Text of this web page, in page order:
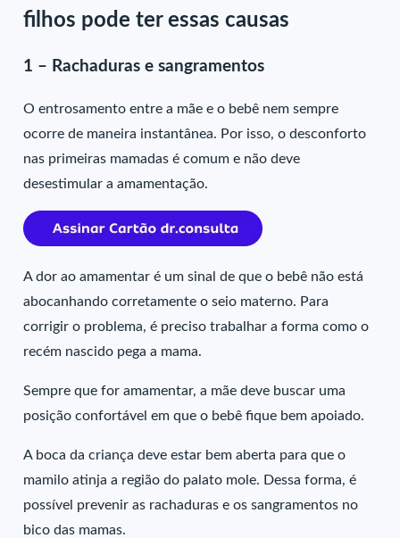
filhos pode ter essas causas
1 – Rachaduras e sangramentos
O entrosamento entre a mãe e o bebê nem sempre
ocorre de maneira instantânea. Por isso, o desconforto
nas primeiras mamadas é comum e não deve
desestimular a amamentação.
A dor ao amamentar é um sinal de que o bebê não está
abocanhando corretamente o seio materno. Para
corrigir o problema, é preciso trabalhar a forma como o
recém nascido pega a mama.
Sempre que for amamentar, a mãe deve buscar uma
posição confortável em que o bebê fique bem apoiado.
A boca da criança deve estar bem aberta para que o
mamilo atinja a região do palato mole. Dessa forma, é
possível prevenir as rachaduras e os sangramentos no
bico das mamas.